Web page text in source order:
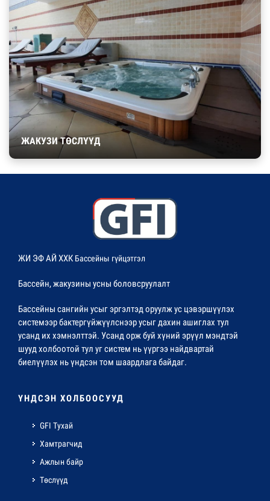
ЖАКУЗИ ТӨСЛҮҮД
ЖИ ЭФ АЙ ХХК Бассейны гүйцэтгэл
Бассейн, жакузины усны боловсруулалт
Бассейны сангийн усыг эргэлтэд оруулж ус цэвэршүүлэх
системээр бактергүйжүүлснээр усыг дахин ашиглах тул
усанд их хэмнэлттэй. Усанд орж буй хүний эрүүл мэндтэй
шууд холбоотой тул уг систем нь үүргээ найдвартай
биелүүлэх нь үндсэн том шаардлага байдаг.
ҮНДСЭН ХОЛБООСУУД
GFI Тухай
Хамтрагчид
Ажлын байр
Төслүүд